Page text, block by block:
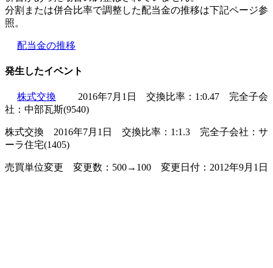
分割または併合比率で調整した配当金の推移は下記ページ参
照。
配当金の推移
発生したイベント
株式交換
2016年7月1日 交換比率：1:0.47 完全子会
社：中部瓦斯(9540)
株式交換 2016年7月1日 交換比率：1:1.3 完全子会社：サ
ーラ住宅(1405)
売買単位変更 変更数：500→100 変更日付：2012年9月1日